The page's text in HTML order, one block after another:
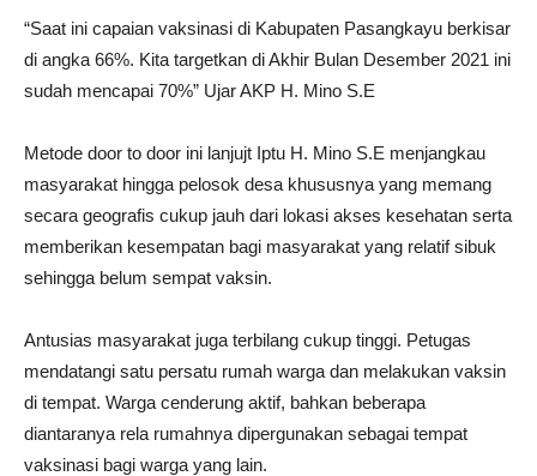
“Saat ini capaian vaksinasi di Kabupaten Pasangkayu berkisar
di angka 66%. Kita targetkan di Akhir Bulan Desember 2021 ini
sudah mencapai 70%” Ujar AKP H. Mino S.E
Metode door to door ini lanjujt Iptu H. Mino S.E menjangkau
masyarakat hingga pelosok desa khususnya yang memang
secara geografis cukup jauh dari lokasi akses kesehatan serta
memberikan kesempatan bagi masyarakat yang relatif sibuk
sehingga belum sempat vaksin.
Antusias masyarakat juga terbilang cukup tinggi. Petugas
mendatangi satu persatu rumah warga dan melakukan vaksin
di tempat. Warga cenderung aktif, bahkan beberapa
diantaranya rela rumahnya dipergunakan sebagai tempat
vaksinasi bagi warga yang lain.